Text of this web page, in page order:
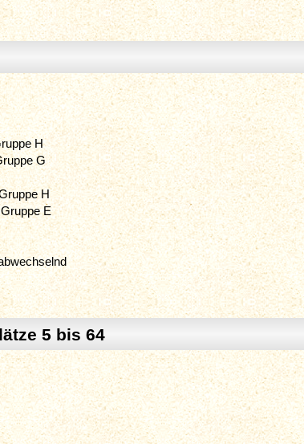
H
G
H
E
5 bis 64